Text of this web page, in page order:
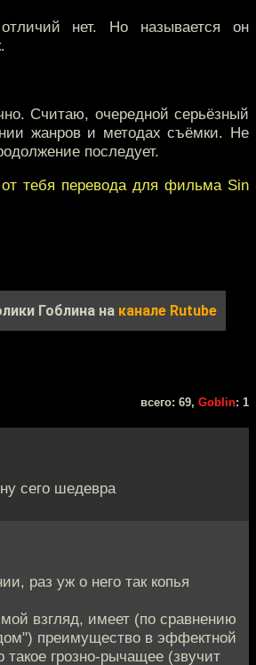
нет. Но называется он
Считаю, очередной серьёзный
жанров и методах съёмки. Не
последует.
тебя перевода для фильма Sin
Гоблина на канале Rutube
всего: 69, Goblin: 1
сего шедевра
раз уж о него так копья
взгляд, имеет (по сравнению
преимущество в эффектной
такое грозно-рычащее (звучит